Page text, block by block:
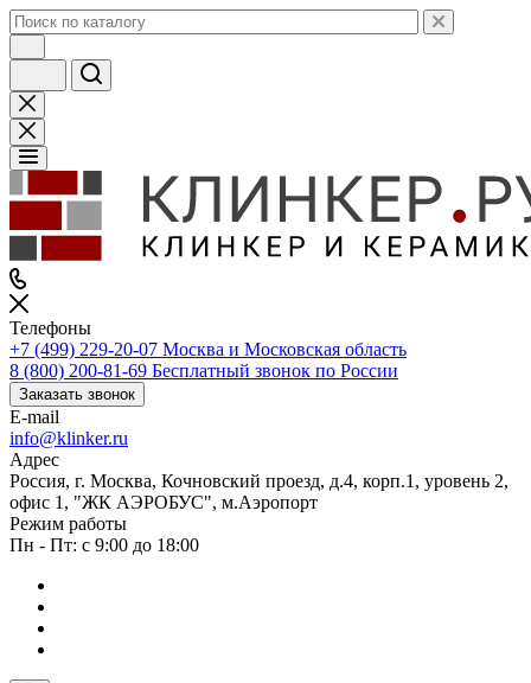
Телефоны
+7 (499) 229-20-07 Москва и Московская область
8 (800) 200-81-69 Бесплатный звонок по России
Заказать звонок
E-mail
info@klinker.ru
Адрес
Россия, г. Москва, Кочновский проезд, д.4, корп.1, уровень 2,
офис 1, "ЖК АЭРОБУС", м.Аэропорт
Режим работы
Пн - Пт: с 9:00 до 18:00